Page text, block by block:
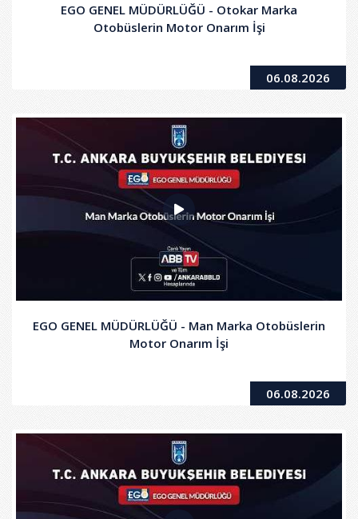
EGO GENEL MÜDÜRLÜĞÜ - Otokar Marka
Otobüslerin Motor Onarım İşi
06.08.2026
EGO GENEL MÜDÜRLÜĞÜ - Man Marka Otobüslerin
Motor Onarım İşi
06.08.2026